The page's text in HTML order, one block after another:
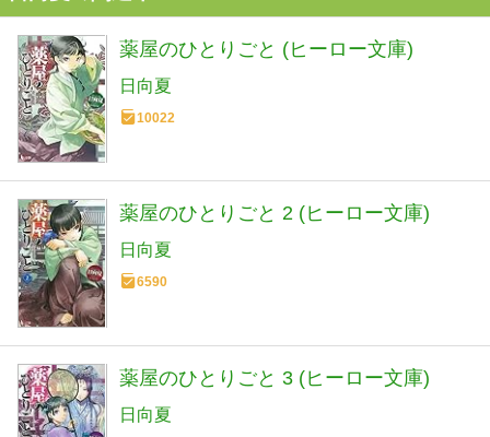
薬屋のひとりごと (ヒーロー文庫)
日向夏
10022
薬屋のひとりごと 2 (ヒーロー文庫)
日向夏
6590
薬屋のひとりごと 3 (ヒーロー文庫)
日向夏